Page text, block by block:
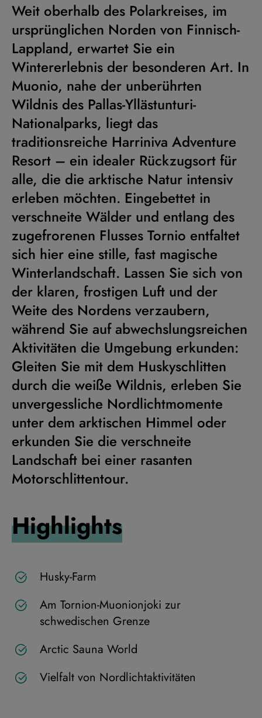
Weit oberhalb des Polarkreises, im
ursprünglichen Norden von Finnisch-
Lappland, erwartet Sie ein
Wintererlebnis der besonderen Art. In
Muonio, nahe der unberührten
Wildnis des Pallas-Yllästunturi-
Nationalparks, liegt das
traditionsreiche Harriniva Adventure
Resort – ein idealer Rückzugsort für
alle, die die arktische Natur intensiv
erleben möchten. Eingebettet in
verschneite Wälder und entlang des
zugefrorenen Flusses Tornio entfaltet
sich hier eine stille, fast magische
Winterlandschaft. Lassen Sie sich von
der klaren, frostigen Luft und der
Weite des Nordens verzaubern,
während Sie auf abwechslungsreichen
Aktivitäten die Umgebung erkunden:
Gleiten Sie mit dem Huskyschlitten
durch die weiße Wildnis, erleben Sie
unvergessliche Nordlichtmomente
unter dem arktischen Himmel oder
erkunden Sie die verschneite
Landschaft bei einer rasanten
Motorschlittentour.
Highlights
Husky-Farm
Am Tornion-Muonionjoki zur
schwedischen Grenze
Arctic Sauna World
Vielfalt von Nordlichtaktivitäten